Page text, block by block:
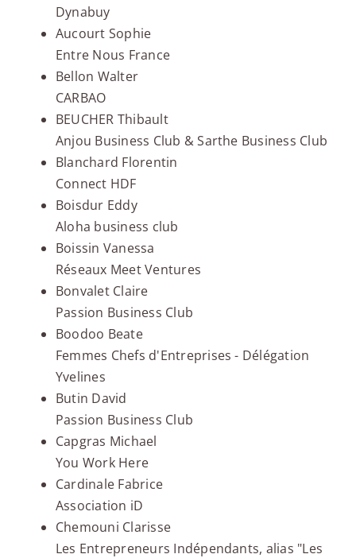
Dynabuy
Aucourt Sophie
Entre Nous France
Bellon Walter
CARBAO
BEUCHER Thibault
Anjou Business Club & Sarthe Business Club
Blanchard Florentin
Connect HDF
Boisdur Eddy
Aloha business club
Boissin Vanessa
Réseaux Meet Ventures
Bonvalet Claire
Passion Business Club
Boodoo Beate
Femmes Chefs d'Entreprises - Délégation
Yvelines
Butin David
Passion Business Club
Capgras Michael
You Work Here
Cardinale Fabrice
Association iD
Chemouni Clarisse
Les Entrepreneurs Indépendants, alias "Les